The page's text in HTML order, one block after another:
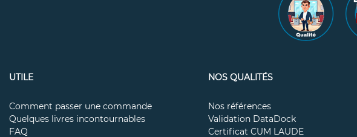
UTILE
Comment passer une commande
Quelques livres incontournables
FAQ
NOS QUALITÉS
Nos références
Validation DataDock
Certificat CUM LAUDE